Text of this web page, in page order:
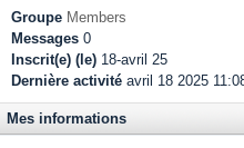
Groupe Members
Messages 0
Inscrit(e) (le) 18-avril 25
Dernière activité avril 18 2025
Mes informations